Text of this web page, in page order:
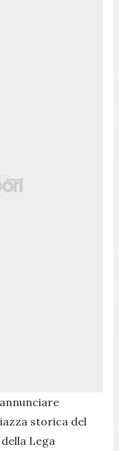
storica del
Lega